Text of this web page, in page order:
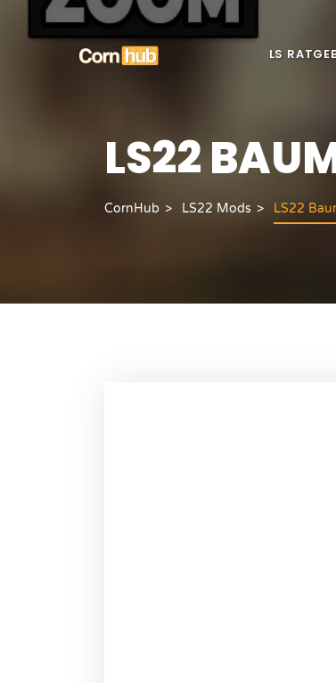
LS
LS22
CornHub LS22 Mods LS22